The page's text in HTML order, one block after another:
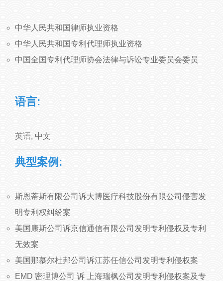
中华人民共和国律师执业资格
中华人民共和国专利代理师执业资格
中国全国专利代理师协会法律与诉讼专业委员会委员
语言:
英语, 中文
典型案例:
斯恩蒂斯有限公司诉大博医疗科技股份有限公司侵害发
明专利权纠纷案
美国康斯公司诉京信通信有限公司发明专利侵权及专利
无效案
美国那慕尔杜邦公司诉江苏任信公司发明专利侵权案
EMD 密理博公司 诉 上海瑞枫公司发明专利侵权案及专